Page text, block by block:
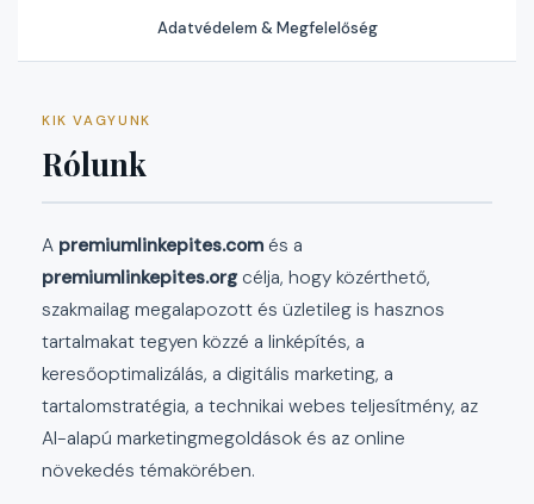
Adatvédelem & Megfelelőség
KIK VAGYUNK
Rólunk
A premiumlinkepites.com és a
premiumlinkepites.orgcélja, hogy közérthető,
szakmailag megalapozott és üzletileg is hasznos
tartalmakat tegyen közzé a linképítés, a
keresőoptimalizálás, a digitális marketing, a
tartalomstratégia, a technikai webes teljesítmény, az
AI-alapú marketingmegoldások és az online
növekedés témakörében.